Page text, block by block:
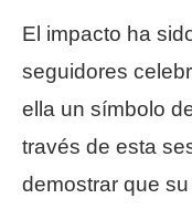
El impacto ha
seguidores
ella un símbolo
través de esta
demostrar que